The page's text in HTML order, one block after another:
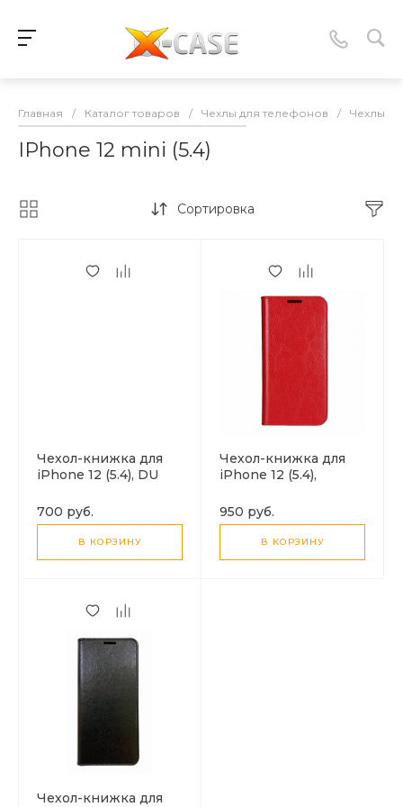
Главная / Каталог товаров / Чехлы для телефонов / Чехлы-
IPhone 12 mini (5.4)
Сортировка
Чехол-книжка для
iPhone 12 (5.4), DU
розовый
700 руб.
В КОРЗИНУ
Чехол-книжка для
iPhone 12 (5.4),
красный
950 руб.
В КОРЗИНУ
Чехол-книжка для